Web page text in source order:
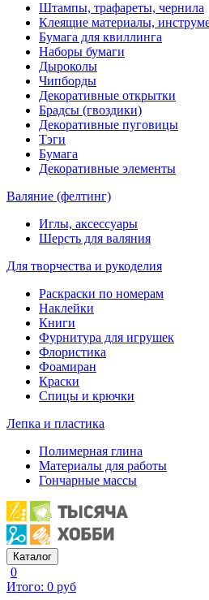
Штампы, трафареты, чернила
Клеящие материалы,
Бумага для квиллинга
Наборы бумаги
Дыроколы
Чипборды
Декоративные открытки
Брадсы (гвоздики)
Декоративные пуговицы
Тэги
Бумага
Декоративные элементы
Валяние (фелтинг)
Иглы, аксессуары
Шерсть для валяния
Для творчества и рукоделия
Раскраски по номерам
Наклейки
Книги
Фурнитура для игрушек
Флористика
Фоамиран
Краски
Спицы и крючки
Лепка и пластика
Полимерная глина
Материалы для работы
Гончарные массы
Каталог
0
Итого: 0 руб